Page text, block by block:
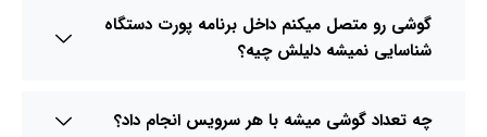
گوشی رو متصل میکنم داخل برنامه پورت دستگاه
شناسایی نمیشه دلیلش چیه؟
چه تعداد گوشی میشه با هر سرویس انجام داد؟